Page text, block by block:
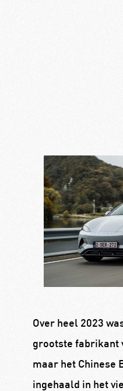
Over heel 2023
grootste fabrikant
maar het Chinese
ingehaald in het